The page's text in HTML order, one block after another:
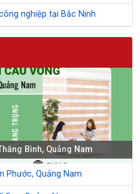
nghiệp tại Bắc Ninh
Bình, Quảng Nam
Phước, Quảng Nam